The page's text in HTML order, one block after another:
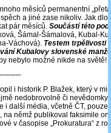
měsíců permanentní
a jiné zase nikoliv. Jak
pár měsíců. Součástí této
Šámal-Šámalová, Kubal-
Váchová). Testem trpělivosti
Kubalovy slovenské
nebylo možné nikde na světě!
i historik P. Blažek, který v
nedobrovolně či
i další média, včetně ČT, pouze
na němž publikoval faksimile
v časopise „Prokuratura“ z